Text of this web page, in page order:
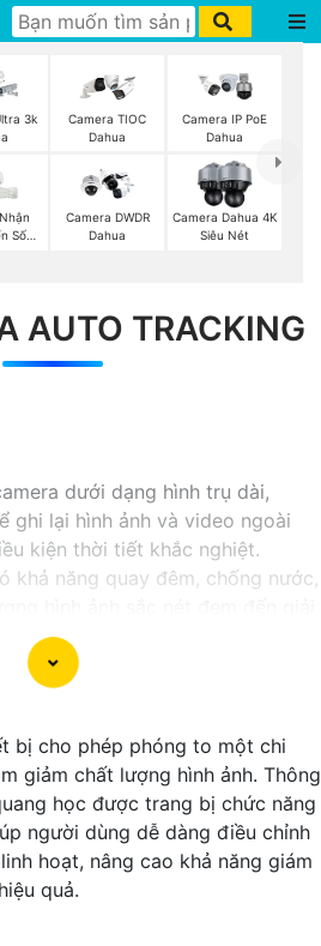
3k
Camera TIOC
Dahua
Camera IP PoE
Dahua
Số
Camera DWDR
Dahua
Camera Dahua 4K
Siêu Nét
AUTO TRACKING
dưới dạng hình trụ dài,
ghi lại hình ảnh và video ngoài
kiện thời tiết khắc nghiệt.
khả năng quay đêm, chống nước,
an ninh cho gia đình và doanh
bị cho phép phóng to một chi
giảm chất lượng hình ảnh. Thông
học được trang bị chức năng
người dùng dễ dàng điều chỉnh
hoạt, nâng cao khả năng giám
quả.